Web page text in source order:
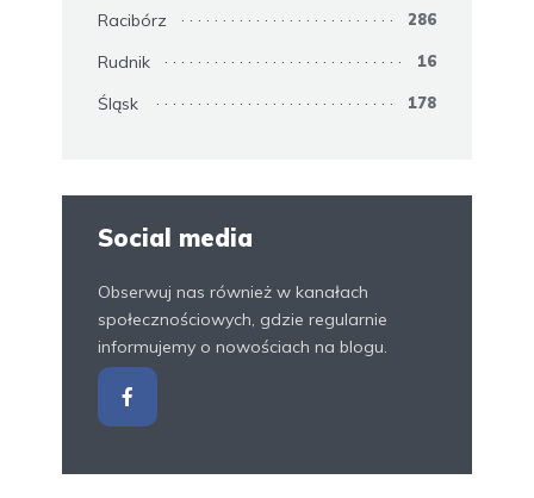
Racibórz 286
Rudnik 16
Śląsk 178
Social media
Obserwuj nas również w kanałach
społecznościowych, gdzie regularnie
informujemy o nowościach na blogu.